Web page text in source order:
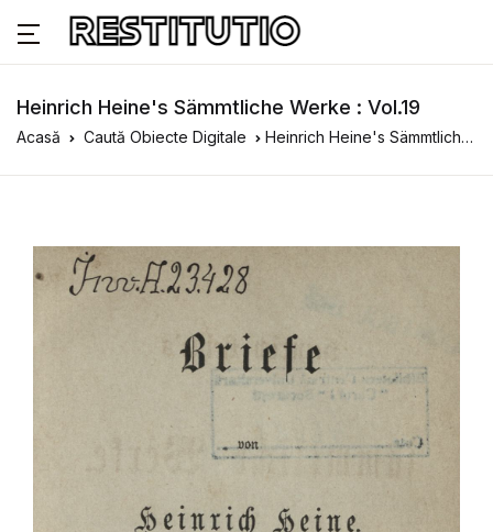
Heinrich Heine's Sämmtliche Werke : Vol.19
Acasă Caută Obiecte Digitale Heinrich Heine's Sämmtliche Werke : Vol.19